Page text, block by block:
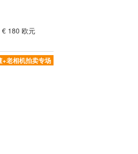
€ 180 欧元
老相机拍卖专场